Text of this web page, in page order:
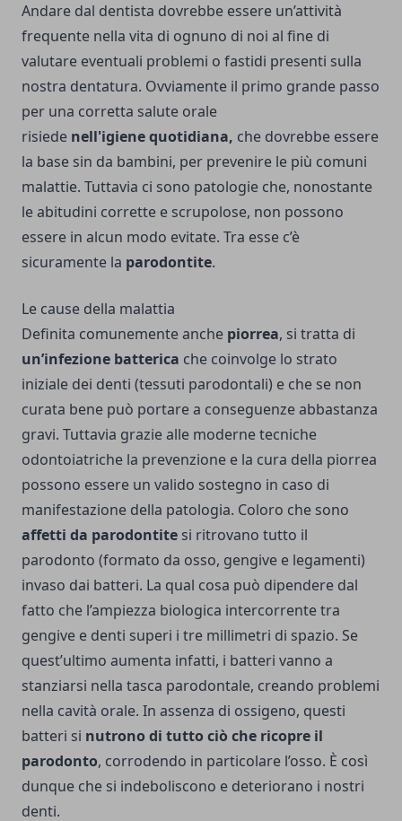
Andare dal dentista dovrebbe essere un’attività
frequente nella vita di ognuno di noi al fine di
valutare eventuali problemi o fastidi presenti sulla
nostra dentatura. Ovviamente il primo grande passo
per una corretta salute orale
risiede nell'igiene quotidiana, che dovrebbe essere
la base sin da bambini, per prevenire le più comuni
malattie. Tuttavia ci sono patologie che, nonostante
le abitudini corrette e scrupolose, non possono
essere in alcun modo evitate. Tra esse c’è
sicuramente la parodontite.
Le cause della malattia
Definita comunemente anche piorrea, si tratta di
un’infezione batterica che coinvolge lo strato
iniziale dei denti (tessuti parodontali) e che se non
curata bene può portare a conseguenze abbastanza
gravi. Tuttavia grazie alle moderne tecniche
odontoiatriche la prevenzione e la cura della piorrea
possono essere un valido sostegno in caso di
manifestazione della patologia. Coloro che sono
affetti da parodontite si ritrovano tutto il
parodonto (formato da osso, gengive e legamenti)
invaso dai batteri. La qual cosa può dipendere dal
fatto che l’ampiezza biologica intercorrente tra
gengive e denti superi i tre millimetri di spazio. Se
quest’ultimo aumenta infatti, i batteri vanno a
stanziarsi nella tasca parodontale, creando problemi
nella cavità orale. In assenza di ossigeno, questi
batteri si nutrono di tutto ciò che ricopre il
parodonto, corrodendo in particolare l’osso. È così
dunque che si indeboliscono e deteriorano i nostri
denti.